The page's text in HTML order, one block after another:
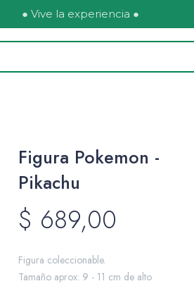
● Vive la experiencia ●
Figura Pokemon -
Pikachu
$ 689,00
Figura coleccionable.
Tamaño aprox: 9 - 11 cm de alto